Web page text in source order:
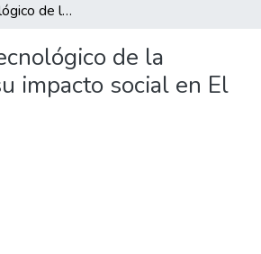
Desarrollo tecnológico de la domótica y su impacto social en El Salvador
de la
impacto social en El